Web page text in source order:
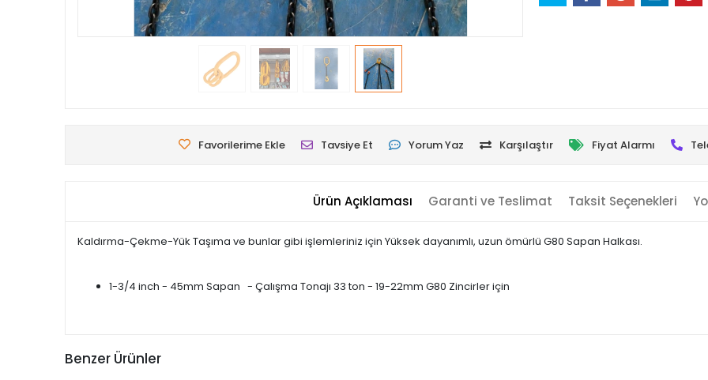
Favorilerime Ekle Tavsiye Et Yorum Yaz Karşılaştır Fiyat Alarmı
Ürün Açıklaması Garanti ve Teslimat Taksit Seçenekleri
Kaldırma-Çekme-Yük Taşıma ve bunlar gibi işlemleriniz için Yüksek dayanımlı, uzun ömürlü G80 Sapan Halkası.
1-3/4 inch - 45mm Sapan - Çalışma Tonajı 33 ton - 19-22mm G80 Zincirler için
Benzer Ürünler